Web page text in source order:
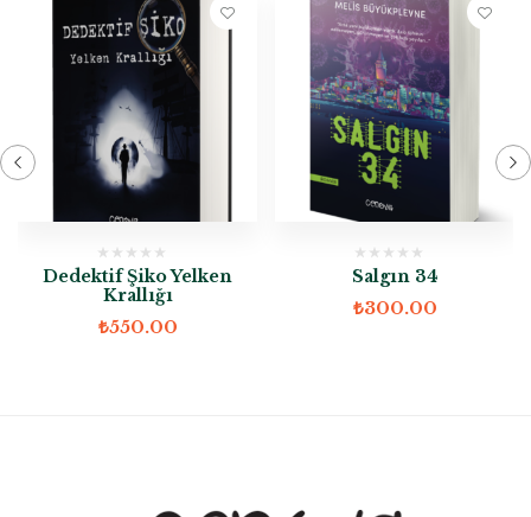
Dedektif Şiko Yelken
Krallığı
₺550.00
Salgın 34
₺300.00